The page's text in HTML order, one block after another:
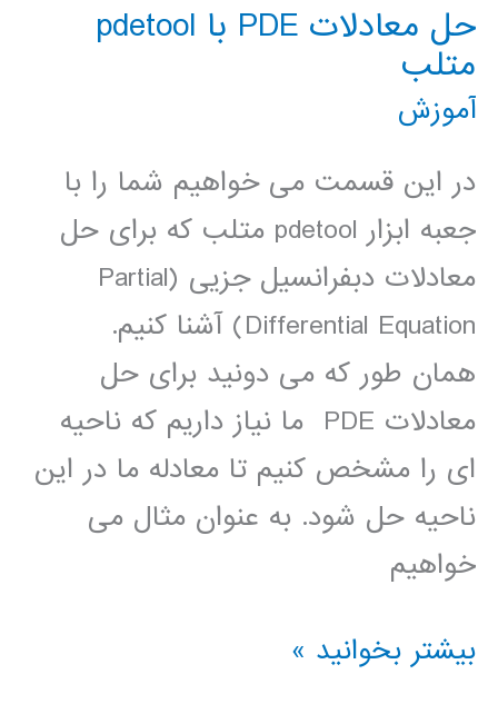
حل معادلات PDE با pdetool
متلب
آموزش
در این قسمت می خواهیم شما را با
جعبه ابزار pdetool متلب که برای حل
معادلات دبفرانسیل جزیی (Partial
Differential Equation) آشنا کنیم.
همان طور که می دونید برای حل
معادلات PDE ما نیاز داریم که ناحیه
ای را مشخص کنیم تا معادله ما در این
ناحیه حل شود. به عنوان مثال می
خواهیم
حل
بیشتر بخوانید »